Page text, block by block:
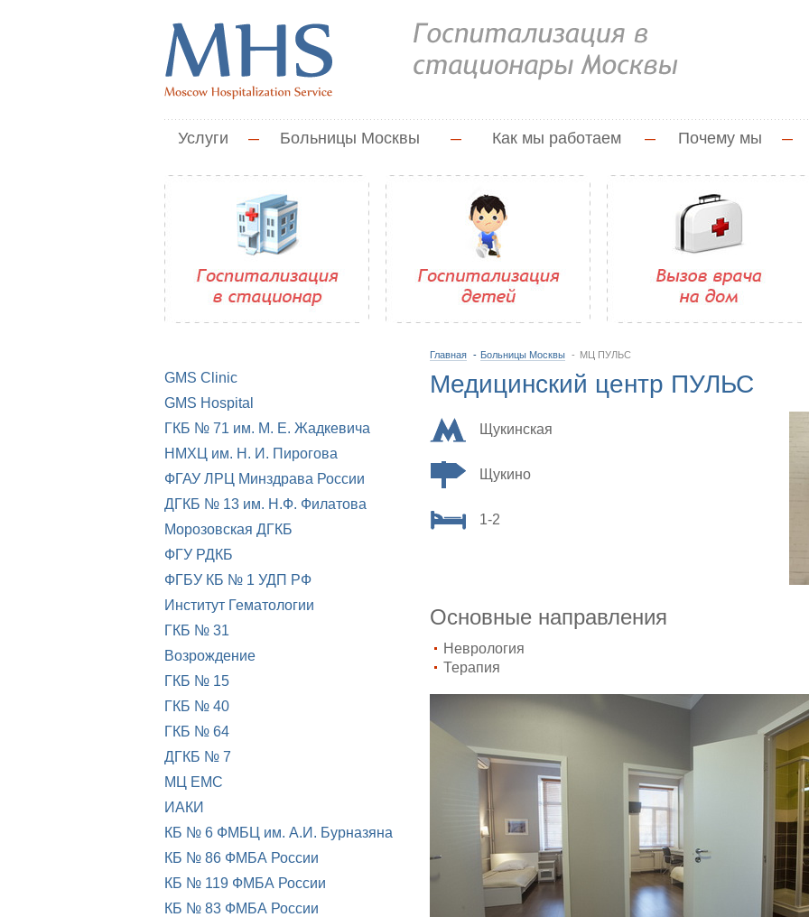
Услуги — Больницы Москвы — Как мы работаем — Почему мы —
Главная Больницы Москвы МЦ ПУЛЬС
Медицинский центр ПУЛЬС
Щукинская
Щукино
1-2
Основные направления
Неврология
Терапия
GMS Clinic
GMS Hospital
ГКБ № 71 им. М. Е. Жадкевича
НМХЦ им. Н. И. Пирогова
ФГАУ ЛРЦ Минздрава России
ДГКБ № 13 им. Н.Ф. Филатова
Морозовская ДГКБ
ФГУ РДКБ
ФГБУ КБ № 1 УДП РФ
Институт Гематологии
ГКБ № 31
Возрождение
ГКБ № 15
ГКБ № 40
ГКБ № 64
ДГКБ № 7
МЦ EMC
ИАКИ
КБ № 6 ФМБЦ им. А.И. Бурназяна
КБ № 86 ФМБА России
КБ № 119 ФМБА России
КБ № 83 ФМБА России